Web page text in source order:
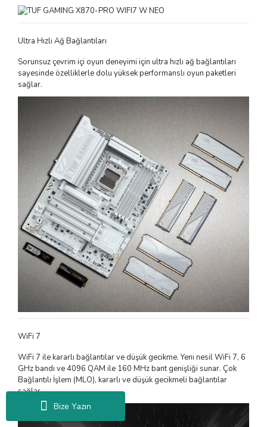
Bize Yazın
Ultra Hızlı Ağ Bağlantıları
Sorunsuz çevrim içi oyun deneyimi için ultra hızlı ağ bağlantıları
sayesinde özelliklerle dolu yüksek performanslı oyun paketleri
sağlar.
WiFi 7
WiFi 7 ile kararlı bağlantılar ve düşük gecikme. Yeni nesil WiFi 7, 6
GHz bandı ve 4096 QAM ile 160 MHz bant genişliği sunar. Çok
Bağlantılı İşlem (MLO), kararlı ve düşük gecikmeli bağlantılar
sağlar.